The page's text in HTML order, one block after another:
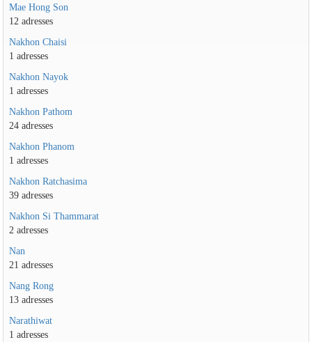
Mae Hong Son
12 adresses
Nakhon Chaisi
1 adresses
Nakhon Nayok
1 adresses
Nakhon Pathom
24 adresses
Nakhon Phanom
1 adresses
Nakhon Ratchasima
39 adresses
Nakhon Si Thammarat
2 adresses
Nan
21 adresses
Nang Rong
13 adresses
Narathiwat
1 adresses